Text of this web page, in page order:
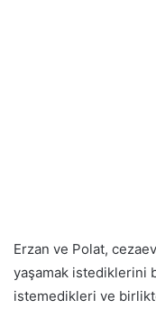
Erzan ve Polat,
yaşamak istediklerini
istemedikleri ve